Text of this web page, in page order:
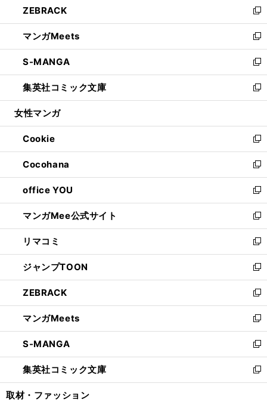
く
で
開
く
ド
ウ
で
開
く
ィ
ン
ド
ウ
で
開
く
い
ウ
ィ
ン
ド
ウ
で
開
ZEBRACK
新
し
い
ウ
ィ
ン
ド
ウ
開
く
マンガMeets
新
し
い
ウ
ィ
ン
ウ
で
開
く
S-MANGA
新
し
い
ウ
ン
ド
ウ
で
開
く
集英社コミック文庫
新
し
ウ
ィ
ン
ド
ウ
で
開
く
女性マンガ
Cookie
新
し
い
ウ
ィ
ン
ド
ウ
で
開
く
Cocohana
新
し
い
ウ
ィ
ン
ド
ウ
で
開
く
office YOU
新
し
い
ウ
ィ
ン
ド
ウ
で
開
く
マンガMee公式サイト
新
し
い
ウ
ィ
ン
ド
ウ
で
開
く
リマコミ
新
し
い
ウ
ィ
ン
ド
ウ
で
開
く
ジャンプTOON
新
し
い
ウ
ィ
ン
ド
ウ
で
開
ZEBRACK
新
し
い
ウ
ィ
ン
ド
ウ
マンガMeets
新
し
い
ウ
ィ
ン
S-MANGA
新
し
い
ウ
集英社コミック文庫
新
し
取材・ファッション